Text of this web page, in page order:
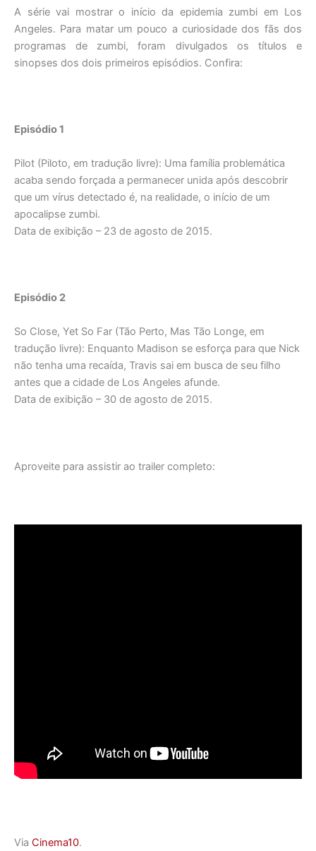
A série vai mostrar o início da epidemia zumbi em Los
Angeles. Para matar um pouco a curiosidade dos fãs dos
programas de zumbi, foram divulgados os títulos e
sinopses dos dois primeiros episódios. Confira:
Episódio 1
Pilot (Piloto, em tradução livre): Uma família problemática
acaba sendo forçada a permanecer unida após descobrir
que um vírus detectado é, na realidade, o início de um
apocalipse zumbi.
Data de exibição – 23 de agosto de 2015.
Episódio 2
So Close, Yet So Far (Tão Perto, Mas Tão Longe, em
tradução livre): Enquanto Madison se esforça para que Nick
não tenha uma recaída, Travis sai em busca de seu filho
antes que a cidade de Los Angeles afunde.
Data de exibição – 30 de agosto de 2015.
Aproveite para assistir ao trailer completo:
Via Cinema10.